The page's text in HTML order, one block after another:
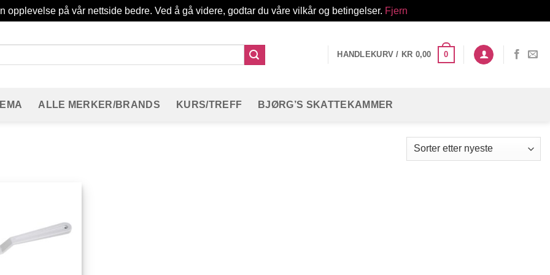
opplevelse på vår nettside bedre. Ved å gå videre, godtar du våre vilkår og betingelser. Fjern
HANDLEKURV / KR 0,00 0
ALLE MERKER/BRANDS KURS/TREFF BJØRG’S SKATTEKAMMER